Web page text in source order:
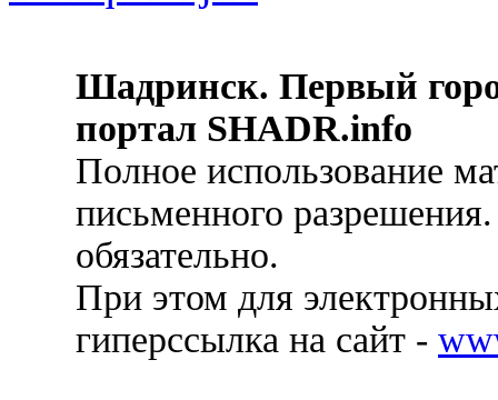
Шадринск. Первый
портал SHADR.info
Полное использование
письменного
обязательно.
При этом для
гиперссылка на сайт -